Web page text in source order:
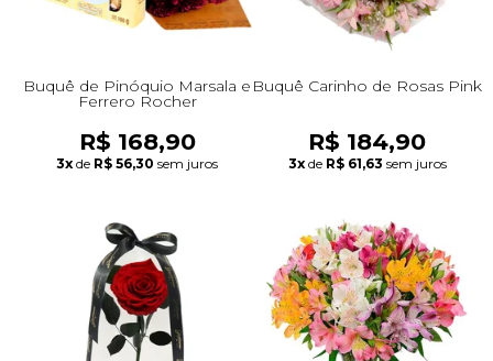
Buquê de Pinóquio Marsala e
Ferrero Rocher
R$ 168,90
3x de R$ 56,30 sem juros
Buquê Carinho de Rosas Pink
R$ 184,90
3x de R$ 61,63 sem juros